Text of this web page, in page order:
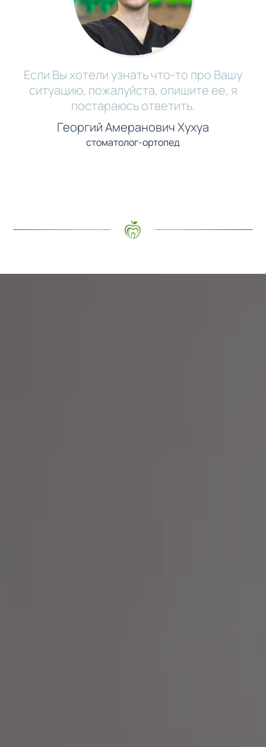
Если Вы хотели узнать что-то про Вашу
ситуацию, пожалуйста, опишите ее, я
постараюсь ответить.
Георгий Амеранович Хухуа
стоматолог-ортопед